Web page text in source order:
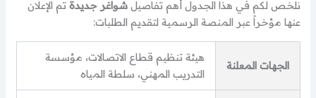
نلخص لكم في هذا الجدول أهم تفاصيلشواغر جديدة تم الإعلان
عنها مؤخراً عبر المنصة الرسمية لتقديم الطلبات:
الجهات المعلنة
هيئة تنظيم قطاع الاتصالات، مؤسسة
التدريب المهني، سلطة المياه